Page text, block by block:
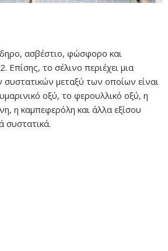
ασβέστιο, φώσφορο και
Επίσης, το σέλινο περιέχει μια
συστατικών μεταξύ των οποίων είναι
οξύ, το φερουλλικό οξύ, η
η καμπεφερόλη και άλλα εξίσου
συστατικά.